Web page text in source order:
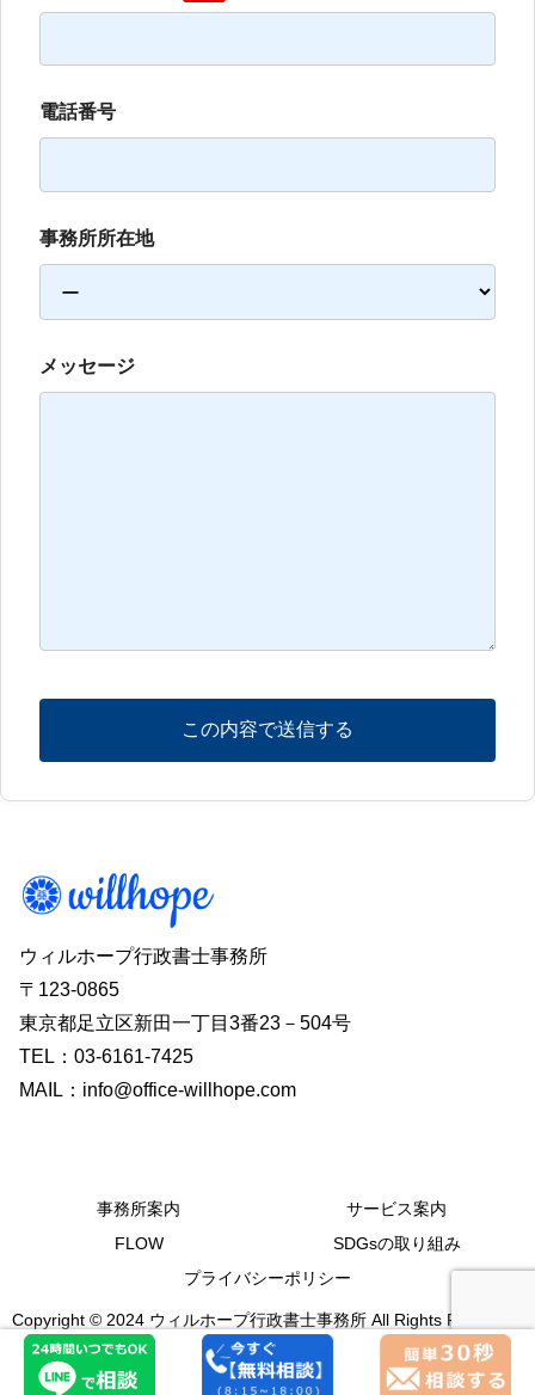
電話番号
事務所所在地
メッセージ
ウィルホープ行政書士事務所
〒123-0865
東京都足立区新田一丁目3番23－504号
TEL：03-6161-7425
MAIL：info@office-willhope.com
事務所案内
サービス案内
FLOW
SDGsの取り組み
プライバシーポリシー
Copyright © 2024 ウィルホープ行政書士事務所 All Rights Reserved.